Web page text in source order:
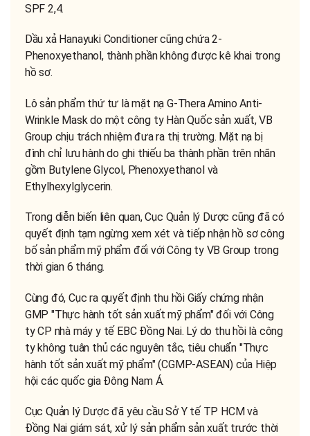
SPF 2,4.
Dầu xả Hanayuki Conditioner cũng chứa 2-
Phenoxyethanol, thành phần không được kê khai trong
hồ sơ.
Lô sản phẩm thứ tư là mặt nạ G-Thera Amino Anti-
Wrinkle Mask do một công ty Hàn Quốc sản xuất, VB
Group chịu trách nhiệm đưa ra thị trường. Mặt nạ bị
đình chỉ lưu hành do ghi thiếu ba thành phần trên nhãn
gồm Butylene Glycol, Phenoxyethanol và
Ethylhexylglycerin.
Trong diễn biến liên quan, Cục Quản lý Dược cũng đã có
quyết định tạm ngừng xem xét và tiếp nhận hồ sơ công
bố sản phẩm mỹ phẩm đối với Công ty VB Group trong
thời gian 6 tháng.
Cùng đó, Cục ra quyết định thu hồi Giấy chứng nhận
GMP "Thực hành tốt sản xuất mỹ phẩm" đối với Công
ty CP nhà máy y tế EBC Đồng Nai. Lý do thu hồi là công
ty không tuân thủ các nguyên tắc, tiêu chuẩn "Thực
hành tốt sản xuất mỹ phẩm" (CGMP-ASEAN) của Hiệp
hội các quốc gia Đông Nam Á.
Cục Quản lý Dược đã yêu cầu Sở Y tế TP HCM và
Đồng Nai giám sát, xử lý sản phẩm sản xuất trước thời